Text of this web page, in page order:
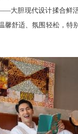
大胆现代设计揉合鲜
舒适、氛围轻松，特